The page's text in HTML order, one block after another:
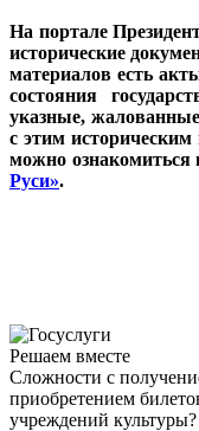
На портале
исторические
материалов есть
состояния
указные,
с этим
можно ознакомиться
Руси».
Решаем вместе
Сложности с
приобретением
учреждений культуры?